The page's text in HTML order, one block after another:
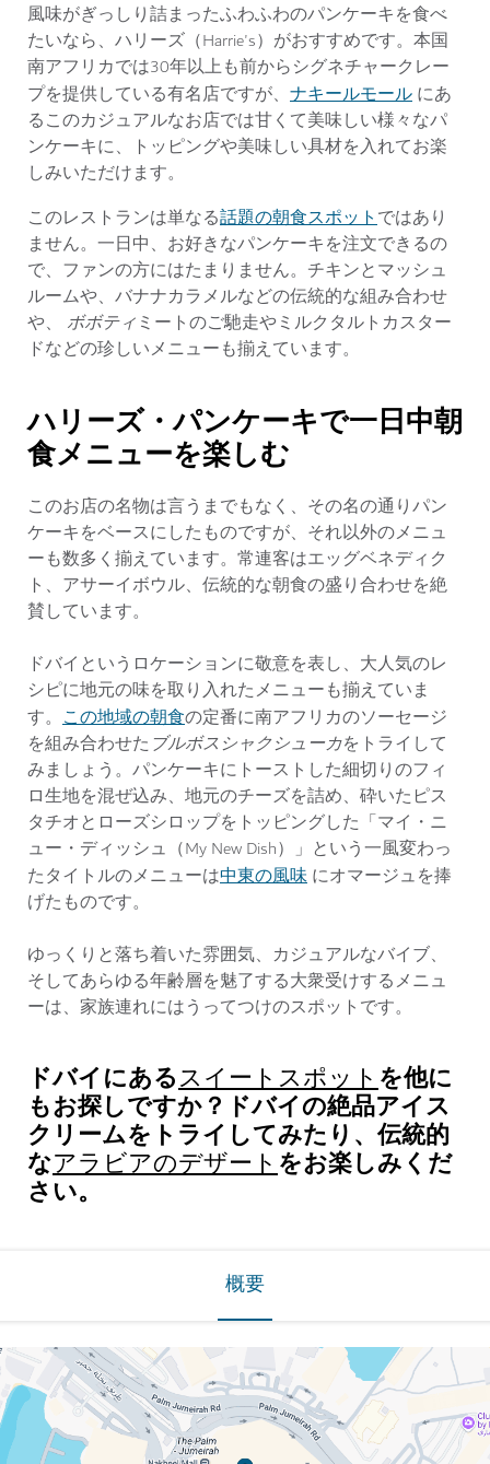
風味がぎっしり詰まったふわふわのパンケーキを食べ
たいなら、ハリーズ（Harrie's）がおすすめです。本国
南アフリカでは30年以上も前からシグネチャークレー
プを提供している有名店ですが、 ナキールモール にあ
るこのカジュアルなお店では甘くて美味しい様々なパ
ンケーキに、トッピングや美味しい具材を入れてお楽
しみいただけます。
このレストランは単なる話題の朝食スポットではあり
ません。一日中、お好きなパンケーキを注文できるの
で、ファンの方にはたまりません。チキンとマッシュ
ルームや、 バナナカラメルなどの伝統的な組み合わせ
や、 ボボティ ミートのご馳走やミルクタルトカスター
ドなどの珍しいメニューも揃えています。
ハリーズ・パンケーキで一日中朝
食メニューを楽しむ
このお店の名物は言うまでもなく、その名の通りパン
ケーキをベースにしたものですが、それ以外のメニュ
ーも数多く揃えています。常連客はエッグベネディク
ト、アサーイボウル、伝統的な朝食の盛り合わせを絶
賛しています。
ドバイというロケーションに敬意を表し、大人気のレ
シピに地元の味を取り入れたメニューも揃えていま
す。 この地域の朝食の定番に南アフリカのソーセージ
を組み合わせたブルボスシャクシューカをトライして
みましょう。パンケーキにトーストした細切りのフィ
ロ生地を混ぜ込み、地元のチーズを詰め、砕いたピス
タチオと ローズシロップをトッピングした「マイ・ニ
ュー・ディッシュ（My New Dish）」という一風変わっ
たタイトルのメニューは中東の風味 にオマージュを捧
げたものです。
ゆっくりと落ち着いた雰囲気、カジュアルなバイブ、
そしてあらゆる年齢層を魅了する大衆受けするメニュ
ーは、家族連れにはうってつけのスポットです。
ドバイにあるスイートスポットを他に
もお探しですか？ドバイの絶品アイス
クリームをトライしてみたり、伝統的
なアラビアのデザートをお楽しみくだ
さい。
概要